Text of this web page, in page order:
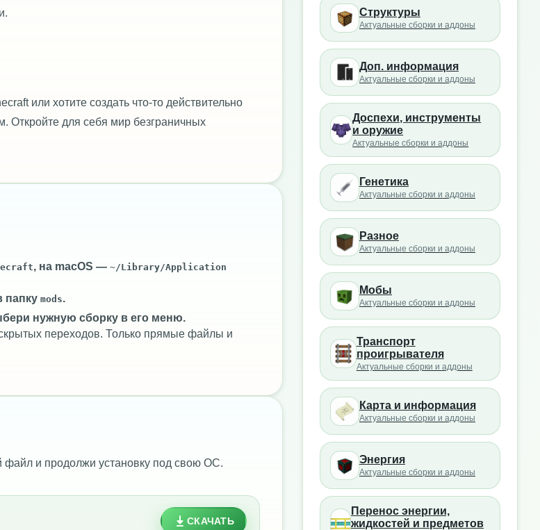
или хотите создать что-то действительно
для себя мир безграничных
, на macOS — ~/Library/Application
папку mods.
нужную сборку в его меню.
переходов. Только прямые файлы и
и продолжи установку под свою ОС.
СКАЧАТЬ
Структуры
Актуальные сборки и аддоны
Доп. информация
Актуальные сборки и аддоны
Доспехи, инструменты
и оружие
Актуальные сборки и аддоны
Генетика
Актуальные сборки и аддоны
Разное
Актуальные сборки и аддоны
Мобы
Актуальные сборки и аддоны
Транспорт
проигрывателя
Актуальные сборки и аддоны
Карта и информация
Актуальные сборки и аддоны
Энергия
Актуальные сборки и аддоны
Перенос энергии,
жидкостей и предметов